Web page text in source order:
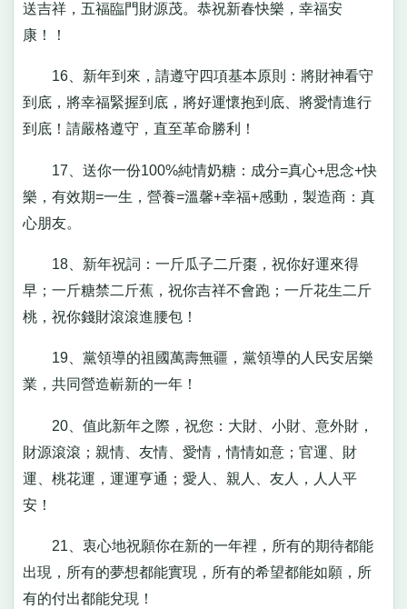
送吉祥，五福臨門財源茂。恭祝新春快樂，幸福安
康！！
16、新年到來，請遵守四項基本原則：將財神看守
到底，將幸福緊握到底，將好運懷抱到底、將愛情進行
到底！請嚴格遵守，直至革命勝利！
17、送你一份100%純情奶糖：成分=真心+思念+快
樂，有效期=一生，營養=溫馨+幸福+感動，製造商：真
心朋友。
18、新年祝詞：一斤瓜子二斤棗，祝你好運來得
早；一斤糖禁二斤蕉，祝你吉祥不會跑；一斤花生二斤
桃，祝你錢財滾滾進腰包！
19、黨領導的祖國萬壽無疆，黨領導的人民安居樂
業，共同營造嶄新的一年！
20、值此新年之際，祝您：大財、小財、意外財，
財源滾滾；親情、友情、愛情，情情如意；官運、財
運、桃花運，運運亨通；愛人、親人、友人，人人平
安！
21、衷心地祝願你在新的一年裡，所有的期待都能
出現，所有的夢想都能實現，所有的希望都能如願，所
有的付出都能兌現！